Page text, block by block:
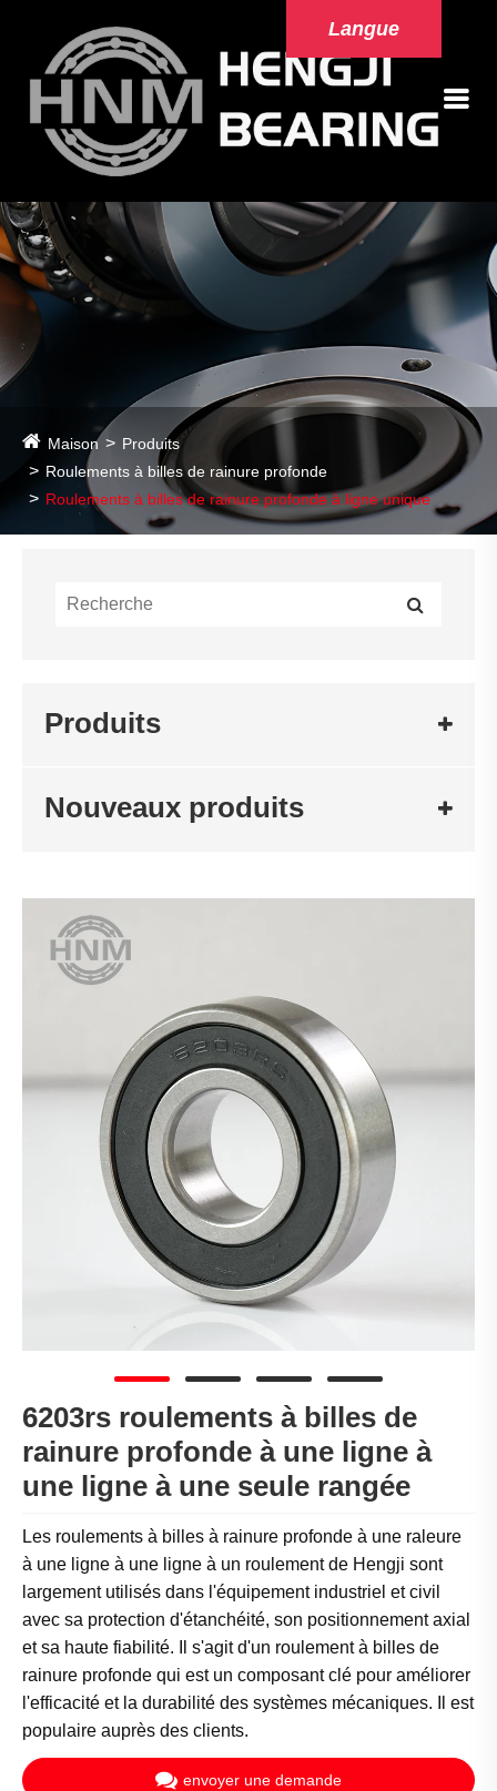
Langue
Maison
Produits
Roulements à billes de rainure profonde
Roulements à billes de rainure profonde à ligne unique
Produits
Nouveaux produits
6203rs roulements à billes de
rainure profonde à une ligne à
une ligne à une seule rangée
Les roulements à billes à rainure profonde à une raleure
à une ligne à une ligne à un roulement de Hengji sont
largement utilisés dans l'équipement industriel et civil
avec sa protection d'étanchéité, son positionnement axial
et sa haute fiabilité. Il s'agit d'un roulement à billes de
rainure profonde qui est un composant clé pour améliorer
l'efficacité et la durabilité des systèmes mécaniques. Il est
populaire auprès des clients.
envoyer une demande